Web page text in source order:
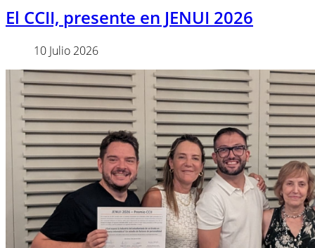
El CCII, presente en JENUI 2026
10 Julio 2026